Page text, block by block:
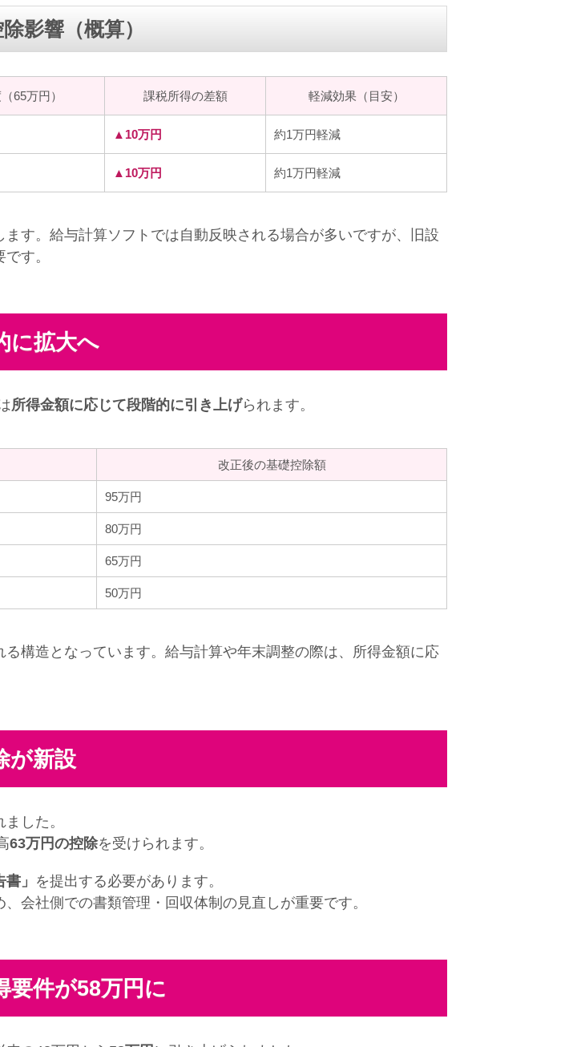
影響（概算）
65万円） 課税所得の差額 軽減効果（目安）
▲10万円 約1万円軽減
▲10万円 約1万円軽減
す。給与計算ソフトでは自動反映される場合が多いですが、旧設
す。
に拡大へ
所得金額に応じて段階的に引き上げられます。
改正後の基礎控除額
95万円
80万円
65万円
50万円
構造となっています。給与計算や年末調整の際は、所得金額に応
が新設
した。
63万円の控除を受けられます。
」 を提出する必要があります。
会社側での書類管理・回収体制の見直しが重要です。
件が58万円に